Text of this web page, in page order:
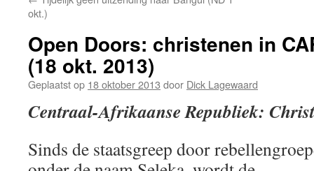
okt.)
Open Doors: christenen in
(18 okt. 2013)
Geplaatst op 18 oktober 2013 door Dick Lagewaard
Centraal-Afrikaanse Republiek:
Sinds de staatsgreep door